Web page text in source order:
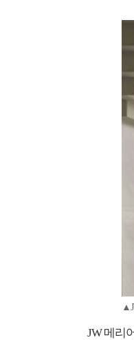
JW 메리